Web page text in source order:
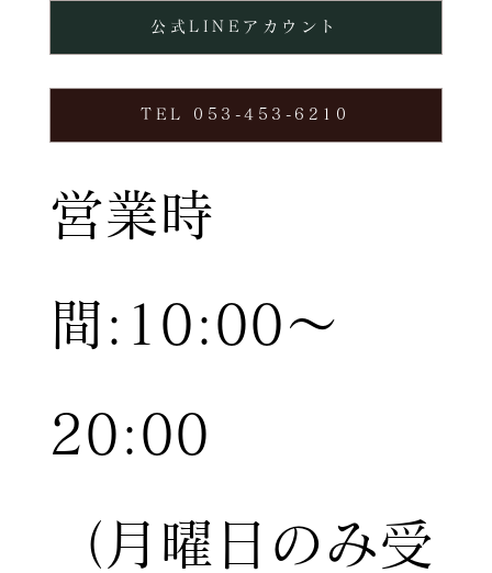
TEL 053-453-6210
公式LINEアカウント
営業時
間:10:00〜
20:00
（月曜日のみ受